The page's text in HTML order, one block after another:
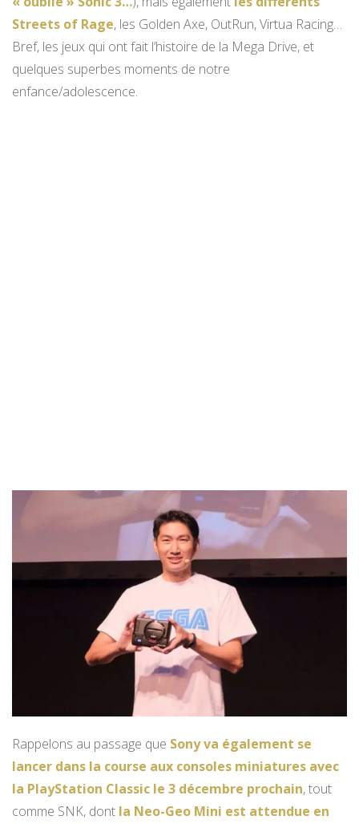
Streets of Rage, les Golden Axe, OutRun, Virtua Racing…
Bref, les jeux qui ont fait l’histoire de la Mega Drive, et
quelques superbes moments de notre
enfance/adolescence.
Rappelons au passage que Sony va également se
lancer dans la course aux consoles miniatures avec
la PlayStation Classic le 3 décembre prochain, tout
comme SNK, dont la Neo-Geo Mini est attendue en